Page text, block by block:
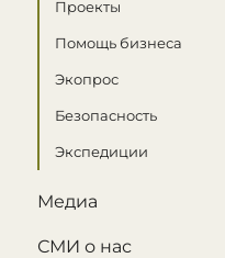
Проекты
Помощь бизнеса
Экопрос
Безопасность
Экспедиции
Медиа
СМИ о нас